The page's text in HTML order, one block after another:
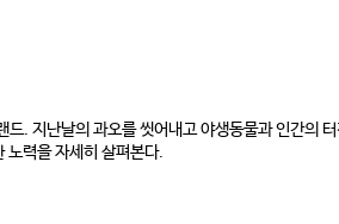
. 지난날의 과오를 씻어내고 야생동물과 인간의
노력을 자세히 살펴본다.